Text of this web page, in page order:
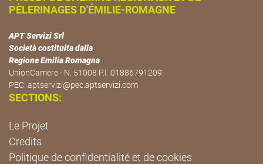
PÈLERINAGES D'ÉMILIE-ROMAGNE
APT Servizi Srl
Società costituita dalla
Regione Emilia Romagna
UnionCamere - N. 51008 P.I. 01886791209.
PEC: aptservizi@pec.aptservizi.com
SECTIONS:
Le Projet
Credits
Politique de confidentialité et de cookies